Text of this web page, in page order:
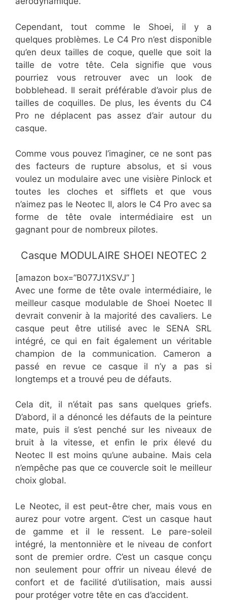
Cependant, tout comme le Shoei, il y a
quelques problèmes. Le C4 Pro n’est disponible
qu’en deux tailles de coque, quelle que soit la
taille de votre tête. Cela signifie que vous
pourriez vous retrouver avec un look de
bobblehead. Il serait préférable d’avoir plus de
tailles de coquilles. De plus, les évents du C4
Pro ne déplacent pas assez d’air autour du
casque.
Comme vous pouvez l’imaginer, ce ne sont pas
des facteurs de rupture absolus, et si vous
voulez un modulaire avec une visière Pinlock et
toutes les cloches et sifflets et que vous
n’aimez pas le Neotec II, alors le C4 Pro avec sa
forme de tête ovale intermédiaire est un
gagnant pour de nombreux pilotes.
​Casque MODULAIRE SHOEI NEOTEC 2
[amazon box=”​B077J1XSVJ” ]
Avec une forme de tête ovale intermédiaire, le
meilleur casque modulable de Shoei Noetec II
devrait convenir à la majorité des cavaliers. Le
casque peut être utilisé avec le SENA SRL
intégré, ce qui en fait également un véritable
champion de la communication. Cameron a
passé en revue ce casque il n’y a pas si
longtemps et a trouvé peu de défauts.
Cela dit, il n’était pas sans quelques griefs.
D’abord, il a dénoncé les défauts de la peinture
mate, puis il s’est penché sur les niveaux de
bruit à la vitesse, et enfin le prix élevé du
Neotec II est moins qu’une aubaine. Mais cela
n’empêche pas que ce couvercle soit le meilleur
choix global.
Le Neotec, iI est peut-être cher, mais vous en
aurez pour votre argent. C’est un casque haut
de gamme et il le ressent. Le pare-soleil
intégré, la mentonnière et le niveau de confort
sont de premier ordre. C’est un casque conçu
non seulement pour offrir un niveau élevé de
confort et de facilité d’utilisation, mais aussi
pour protéger votre tête en cas d’accident.